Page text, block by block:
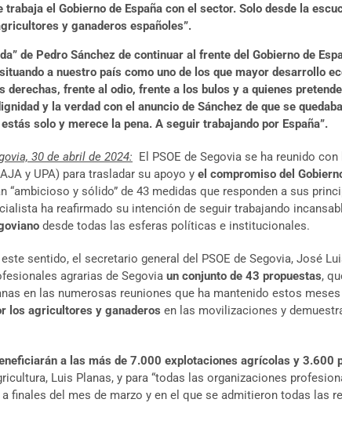
el Gobierno de España con el sector. Solo desde la
y ganaderos españoles”.
de Pedro Sánchez de continuar al frente del Gobierno de
a nuestro país como uno de los que mayor desarrollo
derechas, frente al odio, frente a los bulos y a quienes
y la verdad con el anuncio de Sánchez de que se
solo y merece la pena. A seguir trabajando por España”.
30 de abril de 2024: El PSOE de Segovia se ha reunido
y UPA) para trasladar su apoyo y el compromiso del
“ambicioso y sólido” de 43 medidas que responden a sus
ha reafirmado su intención de seguir trabajando
desde todas las esferas políticas e institucionales.
este sentido, el secretario general del PSOE de Segovia, José
agrarias de Segovia un conjunto de 43 propuestas,
en las numerosas reuniones que ha mantenido estos
los agricultores y ganaderos en las movilizaciones y
a las más de 7.000 explotaciones agrícolas y 3.600
Luis Planas, y para “todas las organizaciones
finales del mes de marzo y en el que se admitieron todas las